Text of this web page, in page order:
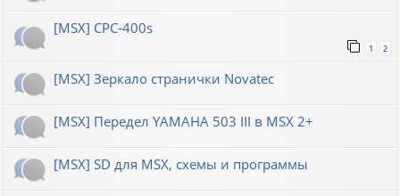
[MSX] CPC-400s
1 2
[MSX] Зеркало странички Novatec
[MSX] Передел YAMAHA 503 III в MSX 2+
[MSX] SD для MSX, схемы и программы